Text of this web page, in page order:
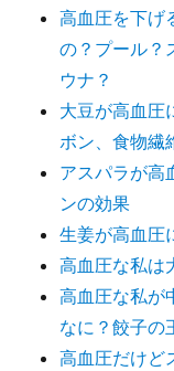
高血圧を下げ
の？プール？
ウナ？
大豆が高血圧
ボン、食物繊
アスパラが高
ンの効果
生姜が高血圧
高血圧な私は
高血圧な私が
なに？餃子の
高血圧だけど